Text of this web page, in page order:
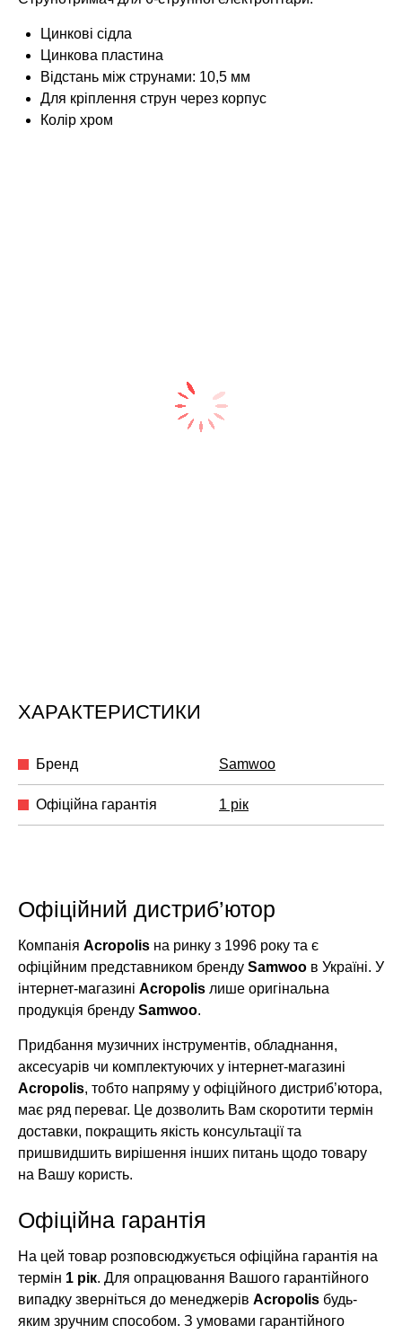
Цинкові сідла
Цинкова пластина
Відстань між струнами: 10,5 мм
Для кріплення струн через корпус
Колір хром
ХАРАКТЕРИСТИКИ
Бренд Samwoo
Офіційна гарантія 1 рік
Офіційний дистриб’ютор
Компанія Acropolis на ринку з 1996 року та є
офіційним представником бренду Samwoo в Україні. У
інтернет-магазині Acropolis лише оригінальна
продукція бренду Samwoo.
Придбання музичних інструментів, обладнання,
аксесуарів чи комплектуючих у інтернет-магазині
Acropolis, тобто напряму у офіційного дистриб’ютора,
має ряд переваг. Це дозволить Вам скоротити термін
доставки, покращить якість консультації та
пришвидшить вирішення інших питань щодо товару
на Вашу користь.
Офіційна гарантія
На цей товар розповсюджується офіційна гарантія на
термін 1 рік. Для опрацювання Вашого гарантійного
випадку зверніться до менеджерів Acropolis будь-
яким зручним способом. З умовами гарантійного